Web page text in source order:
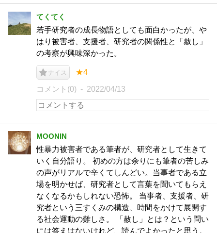
てくてく
若手研究者の成長物語としても面白かったが、や
はり被害者、支援者、研究者の関係性と「赦し」
の考察が興味深かった。
ナイス ★4
コメント(0) 2022/04/13
MOONIN
性暴力被害者である筆者が、研究者として生きて
いく自分語り。 初めの方は余りにも筆者の苦しみ
の声がリアルで辛くてしんどい。当事者である立
場を明かせば、研究者として言葉を聞いてもらえ
なくなるかもしれない恐怖。 当事者、支援者、研
究者という三すくみの構造、時間をかけて展開す
る社会運動の難しさ。 「赦し」とは？という問い
には答えはないけれど、読んでよかったと思う。